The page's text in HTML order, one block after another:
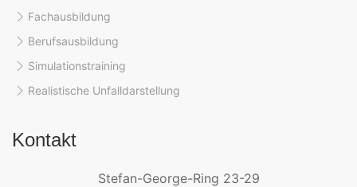
Fachausbildung
Berufsausbildung
Simulationstraining
Realistische Unfalldarstellung
Kontakt
Stefan-George-Ring 23-29